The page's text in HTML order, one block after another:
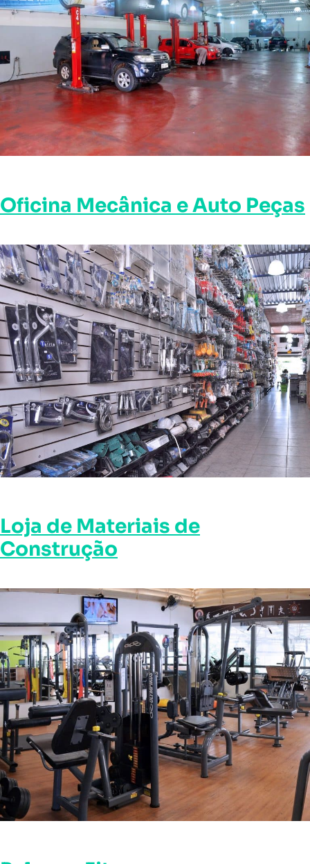
Oficina Mecânica e Auto Peças
Loja de Materiais de
Construção